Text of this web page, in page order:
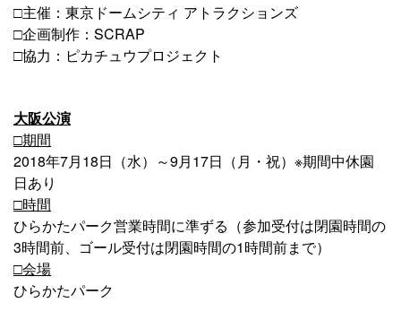
□主催：東京ドームシティ アトラクションズ
□企画制作：SCRAP
□協力：ピカチュウプロジェクト
大阪公演
□期間
2018年7月18日（水）～9月17日（月・祝）※期間中休園
日あり
□時間
ひらかたパーク営業時間に準ずる（参加受付は閉園時間の
3時間前、ゴール受付は閉園時間の1時間前まで）
□会場
ひらかたパーク